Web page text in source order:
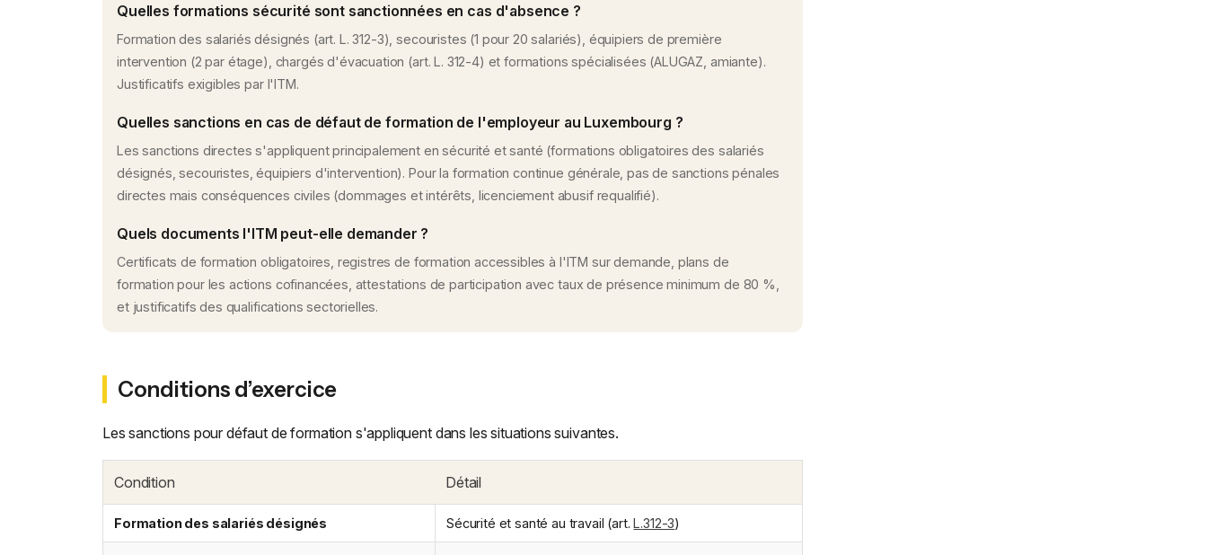
Quelles formations sécurité sont sanctionnées en cas d'absence ?
Formation des salariés désignés (art. L. 312-3), secouristes (1 pour 20 salariés), équipiers de première
intervention (2 par étage), chargés d'évacuation (art. L. 312-4) et formations spécialisées (ALUGAZ, amiante).
Justificatifs exigibles par l'ITM.
Quelles sanctions en cas de défaut de formation de l'employeur au Luxembourg ?
Les sanctions directes s'appliquent principalement en sécurité et santé (formations obligatoires des salariés
désignés, secouristes, équipiers d'intervention). Pour la formation continue générale, pas de sanctions pénales
directes mais conséquences civiles (dommages et intérêts, licenciement abusif requalifié).
Quels documents l'ITM peut-elle demander ?
Certificats de formation obligatoires, registres de formation accessibles à l'ITM sur demande, plans de
formation pour les actions cofinancées, attestations de participation avec taux de présence minimum de 80 %,
et justificatifs des qualifications sectorielles.
Conditions d’exercice
Les sanctions pour défaut de formation s'appliquent dans les situations suivantes.
Condition Détail
Formation des salariés désignés Sécurité et santé au travail (art.L.312-3)